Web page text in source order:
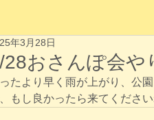
28おさんぽ会や
年3月28日
たより早く雨が上がり、公
もし良かったら来てください